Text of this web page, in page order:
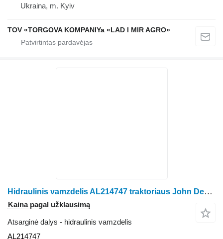
Ukraina, m. Kyiv
TOV «TORGOVA KOMPANIYa «LAD I MIR AGRO»
Hidraulinis vamzdelis AL214747 traktoriaus John Deere 6105R, 6110R, 6115R, 6120R, 6125R, 6130R
Kaina pagal užklausimą
Atsarginė dalys - hidraulinis vamzdelis
AL214747